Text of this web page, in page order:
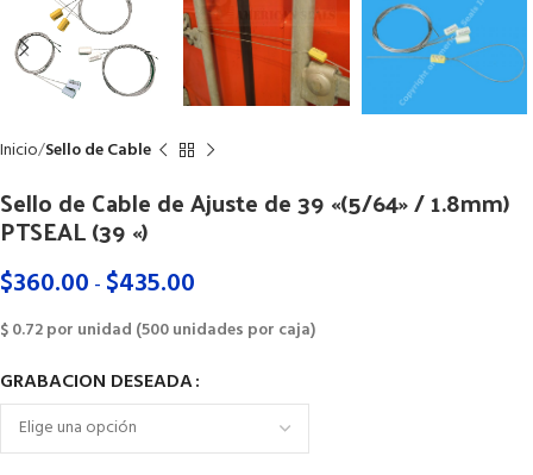
Inicio Sello de Cable
Sello de Cable de Ajuste de 39 «(5/64» / 1.8mm)
PTSEAL (39 «)
$360.00 - $435.00
$ 0.72 por unidad (500 unidades por caja)
GRABACION DESEADA